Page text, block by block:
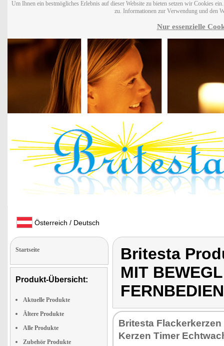
Um Ihnen ein bestmögliches Erlebnis auf dieser Website zu bieten setzen wir Cookies
zu. Informationen zur Verwendung und den
Nur essenzielle
Österreich / Deutsch
Startseite
Produkt-Übersicht:
Aktuelle Produkte
Ältere Produkte
Alle Produkte
Zubehör Produkte
Britesta
MIT
Britesta Flackerkerzen
Kerzen Timer